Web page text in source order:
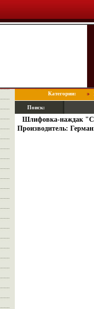
Категории:
Поиск:
Шлифовка-наждак
Производитель: